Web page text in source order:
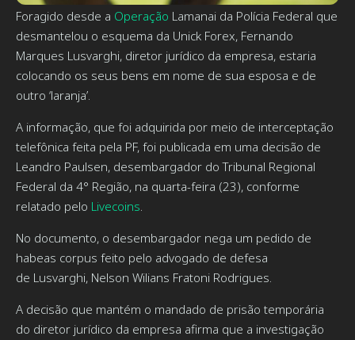
Foragido desde a Operação Lamanai da Polícia Federal que
desmantelou o esquema da Unick Forex, Fernando
Marques Lusvarghi, diretor jurídico da empresa, estaria
colocando os seus bens em nome de sua esposa e de
outro ‘laranja’.
A informação, que foi adquirida por meio de interceptação
telefônica feita pela PF, foi publicada em uma decisão de
Leandro Paulsen, desembargador do Tribunal Regional
Federal da 4° Região, na quarta-feira (23), conforme
relatado pelo Livecoins.
No documento, o desembargador nega um pedido de
habeas corpus feito pelo advogado de defesa
de Lusvarghi, Nelson Wilians Fratoni Rodrigues.
A decisão que mantém o mandado de prisão temporária
do diretor jurídico da empresa afirma que a investigação